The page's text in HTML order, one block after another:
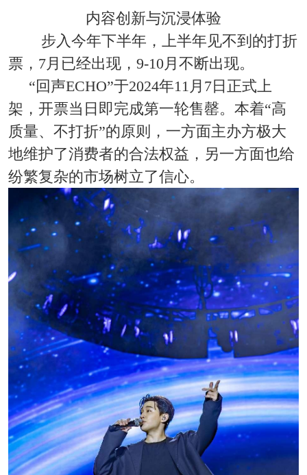
内容创新与沉浸体验
步入今年下半年，上半年见不到的打折
票，7月已经出现，9-10月不断出现。
“回声ECHO”于2024年11月7日正式上
架，开票当日即完成第一轮售罄。本着“高
质量、不打折”的原则，一方面主办方极大
地维护了消费者的合法权益，另一方面也给
纷繁复杂的市场树立了信心。